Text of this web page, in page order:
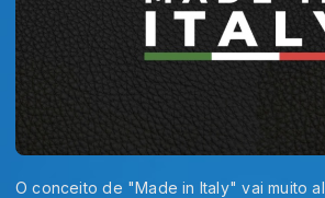
O conceito de "Made in Italy" vai muito